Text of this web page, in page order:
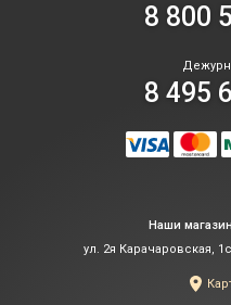
8 800
8 495
Наши
ул. 2я Карачаровская,